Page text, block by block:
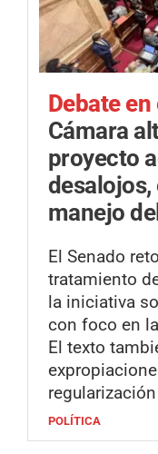
Debate en
Cámara
proyecto
manejo
El Senado
tratamiento
la iniciativa
con foco en
El texto
POLÍTICA